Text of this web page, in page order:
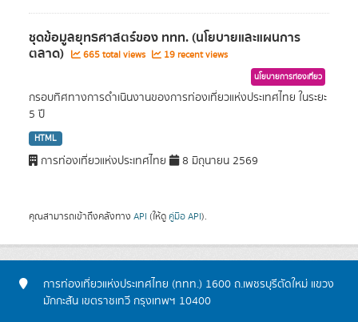
ชุดข้อมูลยุทธศาสตร์ของ ททท. (นโยบายและแผนการ
ตลาด) 665 total views 19 recent views
นโยบายการท่องเที่ยว
กรอบทิศทางการดำเนินงานของการท่องเที่ยวแห่งประเทศไทย ในระยะ
5 ปี
HTML
การท่องเที่ยวแห่งประเทศไทย 8 มิถุนายน 2569
คุณสามารถเข้าถึงคลังทาง API (ให้ดู คู่มือ API).
การท่องเที่ยวแห่งประเทศไทย (ททท.) 1600 ถ.เพชรบุรีตัดใหม่ แขวง
มักกะสัน เขตราชเทวี กรุงเทพฯ 10400